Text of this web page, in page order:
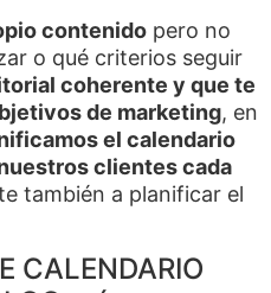
contenido pero no
o qué criterios seguir
coherente y que te
de marketing, en
el calendario
clientes cada
también a planificar el
CALENDARIO